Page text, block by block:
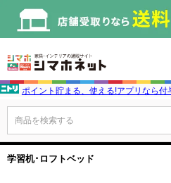
ポイント貯まる、使える!アプリなら
商品を検索する
学習机･ロフトベッド